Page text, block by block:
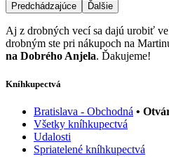
Predchádzajúce Ďalšie
Aj z drobných vecí sa dajú urobiť
drobným ste pri nákupoch na
na Dobrého Anjela. Ďakujeme!
Kníhkupectvá
Bratislava - Obchodná •
Všetky kníhkupectvá
Udalosti
Spriatelené kníhkupectvá